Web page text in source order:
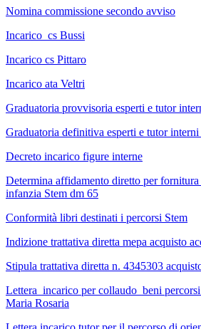
Nomina commissione secondo avviso
Incarico cs Bussi
Incarico cs Pittaro
Incarico ata Veltri
Graduatoria provvisoria esperti e tutor
Graduatoria definitiva esperti e tutor
Decreto incarico figure interne
Determina affidamento diretto per
infanzia Stem dm 65
Conformità libri destinati i percorsi Stem
Indizione trattativa diretta mepa acquisto
Stipula trattativa diretta n. 4345303
Lettera incarico per collaudo beni
Maria Rosaria